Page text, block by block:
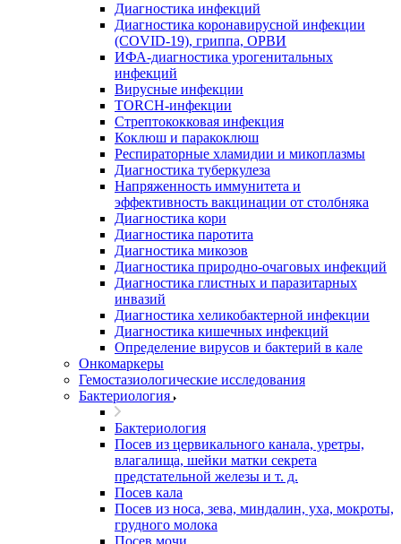
Диагностика инфекций
Диагностика коронавирусной инфекции
(COVID-19), гриппа, ОРВИ
ИФА-диагностика урогенитальных
инфекций
Вирусные инфекции
TORCH-инфекции
Стрептококковая инфекция
Коклюш и паракоклюш
Респираторные хламидии и микоплазмы
Диагностика туберкулеза
Напряженность иммунитета и
эффективность вакцинации от столбняка
Диагностика кори
Диагностика паротита
Диагностика микозов
Диагностика природно-очаговых инфекций
Диагностика глистных и паразитарных
инвазий
Диагностика хеликобактерной инфекции
Диагностика кишечных инфекций
Определение вирусов и бактерий в кале
Онкомаркеры
Гемостазиологические исследования
Бактериология
Бактериология
Посев из цервикального канала, уретры,
влагалища, шейки матки секрета
предстательной железы и т. д.
Посев кала
Посев из носа, зева, миндалин, уха, мокроты,
грудного молока
Посев мочи